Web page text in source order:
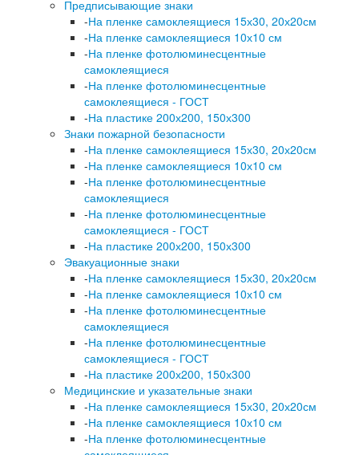
Предписывающие знаки
-На пленке самоклеящиеся 15х30, 20х20см
-На пленке самоклеящиеся 10х10 см
-На пленке фотолюминесцентные
самоклеящиеся
-На пленке фотолюминесцентные
самоклеящиеся - ГОСТ
-На пластике 200х200, 150х300
Знаки пожарной безопасности
-На пленке самоклеящиеся 15х30, 20х20см
-На пленке самоклеящиеся 10х10 см
-На пленке фотолюминесцентные
самоклеящиеся
-На пленке фотолюминесцентные
самоклеящиеся - ГОСТ
-На пластике 200х200, 150х300
Эвакуационные знаки
-На пленке самоклеящиеся 15х30, 20х20см
-На пленке самоклеящиеся 10х10 см
-На пленке фотолюминесцентные
самоклеящиеся
-На пленке фотолюминесцентные
самоклеящиеся - ГОСТ
-На пластике 200х200, 150х300
Медицинские и указательные знаки
-На пленке самоклеящиеся 15х30, 20х20см
-На пленке самоклеящиеся 10х10 см
-На пленке фотолюминесцентные